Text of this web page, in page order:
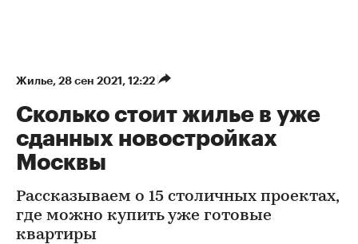
Жилье⁠, 28 сен 2021, 12:22
Сколько стоит жилье в уже
сданных новостройках
Москвы
Рассказываем о 15 столичных проектах,
где можно купить уже готовые
квартиры